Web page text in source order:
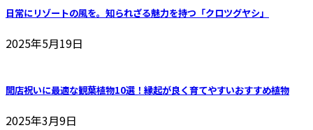
日常にリゾートの風を。知られざる魅力を持つ「クロツグヤシ」
2025年5月19日
開店祝いに最適な観葉植物10選！縁起が良く育てやすいおすすめ植物
2025年3月9日